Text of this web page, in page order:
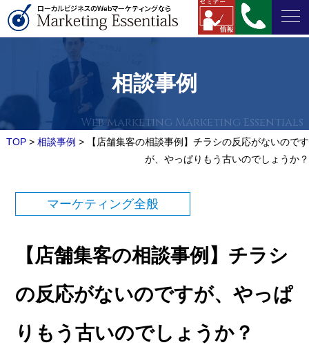
相談事例
TOP > 相談事例 >
【店舗集客の相談事例】チラシの反応がないのです
が、やっぱりもう古いのでしょうか？
マーケティング全般
【店舗集客の相談事例】チラシ
の反応がないのですが、やっぱ
りもう古いのでしょうか？